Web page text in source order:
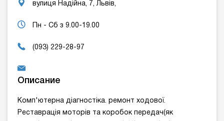
вулиця Надійна, 7, Львів,
Пн - Сб з 9.00-19.00
(093) 229-28-97
Описание
Комп'ютерна діагностіка. ремонт ходової.
Реставрація моторів та коробок передач(як